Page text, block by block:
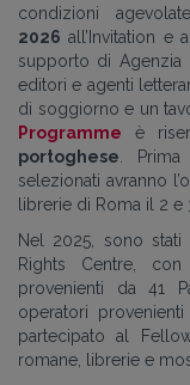
condizioni
2026 all’Invitation e
supporto di Agenzia
editori e agenti
di soggiorno e un
Programme è
portoghese .
selezionati avranno
librerie di Roma il 2 e
Nel 2025, sono
Rights Centre,
provenienti da 41
operatori
partecipato al
romane, librerie e